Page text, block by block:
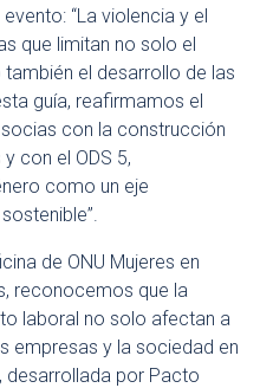
“La violencia y el
que limitan no solo el
el desarrollo de las
guía, reafirmamos el
con la construcción
con el ODS 5,
como un eje
de ONU Mujeres en
reconocemos que la
laboral no solo afectan a
empresas y la sociedad en
desarrollada por Pacto